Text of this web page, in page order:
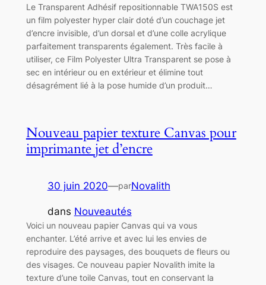
Le Transparent Adhésif repositionnable TWA150S est
un film polyester hyper clair doté d’un couchage jet
d’encre invisible, d’un dorsal et d’une colle acrylique
parfaitement transparents également. Très facile à
utiliser, ce Film Polyester Ultra Transparent se pose à
sec en intérieur ou en extérieur et élimine tout
désagrément lié à la pose humide d’un produit…
Nouveau papier texture Canvas pour
imprimante jet d’encre
30 juin 2020—parNovalith
dans Nouveautés
Voici un nouveau papier Canvas qui va vous
enchanter. L’été arrive et avec lui les envies de
reproduire des paysages, des bouquets de fleurs ou
des visages. Ce nouveau papier Novalith imite la
texture d’une toile Canvas, tout en conservant la